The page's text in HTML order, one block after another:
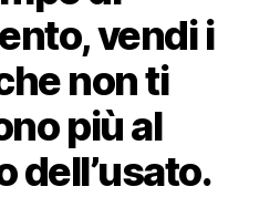
vendi i
non ti
più al
dell’usato.